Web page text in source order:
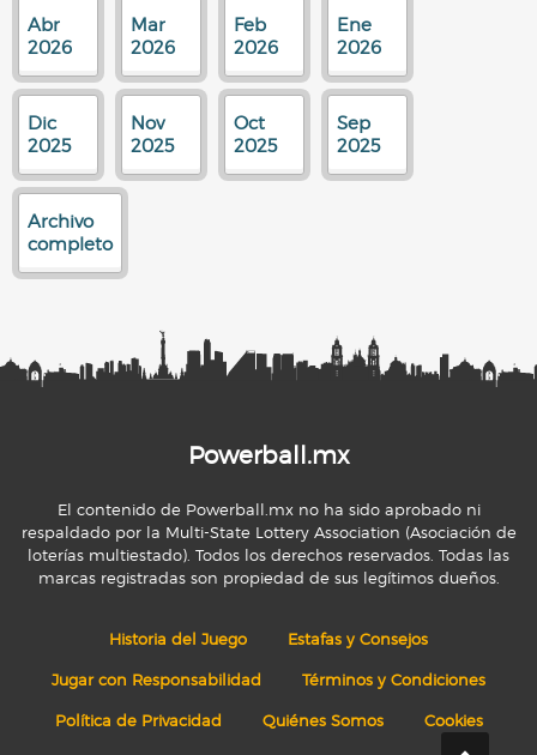
Abr
2026
Mar
2026
Feb
2026
Ene
2026
Dic
2025
Nov
2025
Oct
2025
Sep
2025
Archivo
completo
Powerball.mx
El contenido de Powerball.mx no ha sido aprobado ni
respaldado por la Multi-State Lottery Association (Asociación de
loterías multiestado). Todos los derechos reservados. Todas las
marcas registradas son propiedad de sus legítimos dueños.
Historia del Juego Estafas y Consejos
Jugar con Responsabilidad Términos y Condiciones
Política de Privacidad Quiénes Somos Cookies